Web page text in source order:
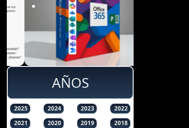
AÑOS
2025 2024 2023
2022
2021
2020 2019
2018